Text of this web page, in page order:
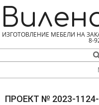
Skip
to
content
ИЗГОТОВЛЕНИЕ МЕБЕЛИ НА
8-
MENU
ПРОЕКТ № 2023-1124-